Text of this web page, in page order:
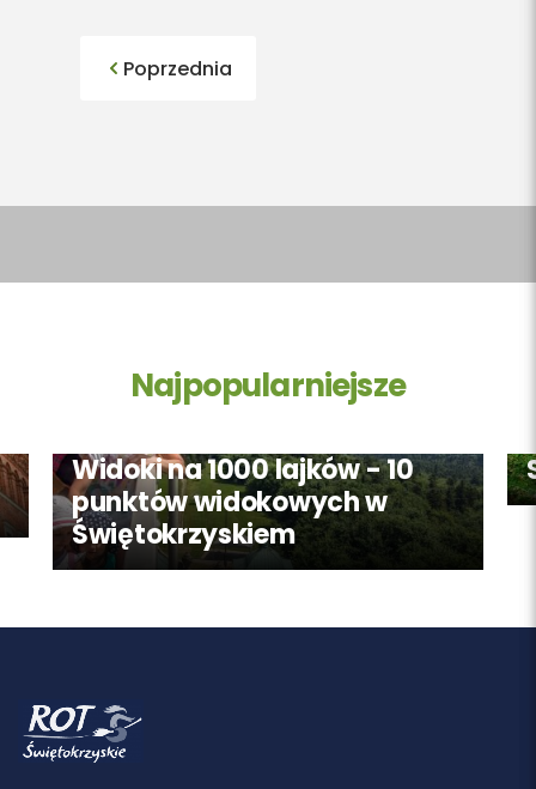
Poprzednia
Najpopularniejsze
Widoki na 1000 lajków - 10
punktów widokowych w
Świętokrzyskiem